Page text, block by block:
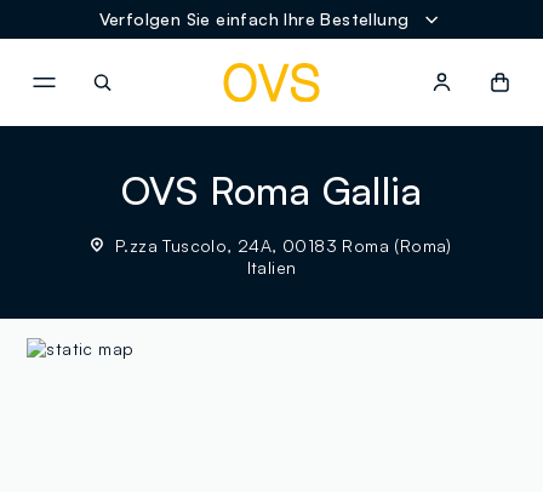
Verfolgen Sie einfach Ihre Bestellung
OVS Roma Gallia
P.zza Tuscolo, 24A, 00183 Roma (Roma)
Italien